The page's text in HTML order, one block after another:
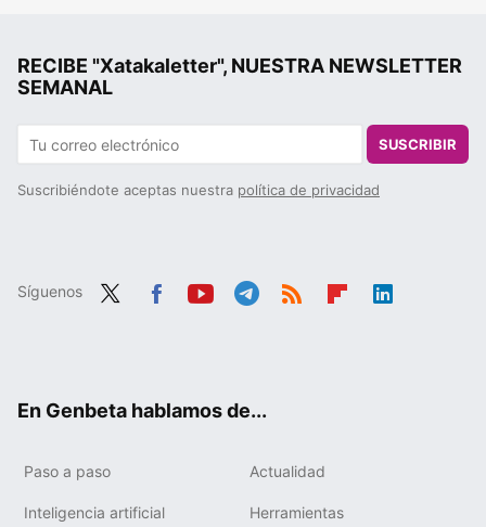
RECIBE "Xatakaletter", NUESTRA NEWSLETTER
SEMANAL
SUSCRIBIR
Suscribiéndote aceptas nuestra política de privacidad
Síguenos
En Genbeta hablamos de...
Paso a paso Actualidad
Inteligencia artificial Herramientas